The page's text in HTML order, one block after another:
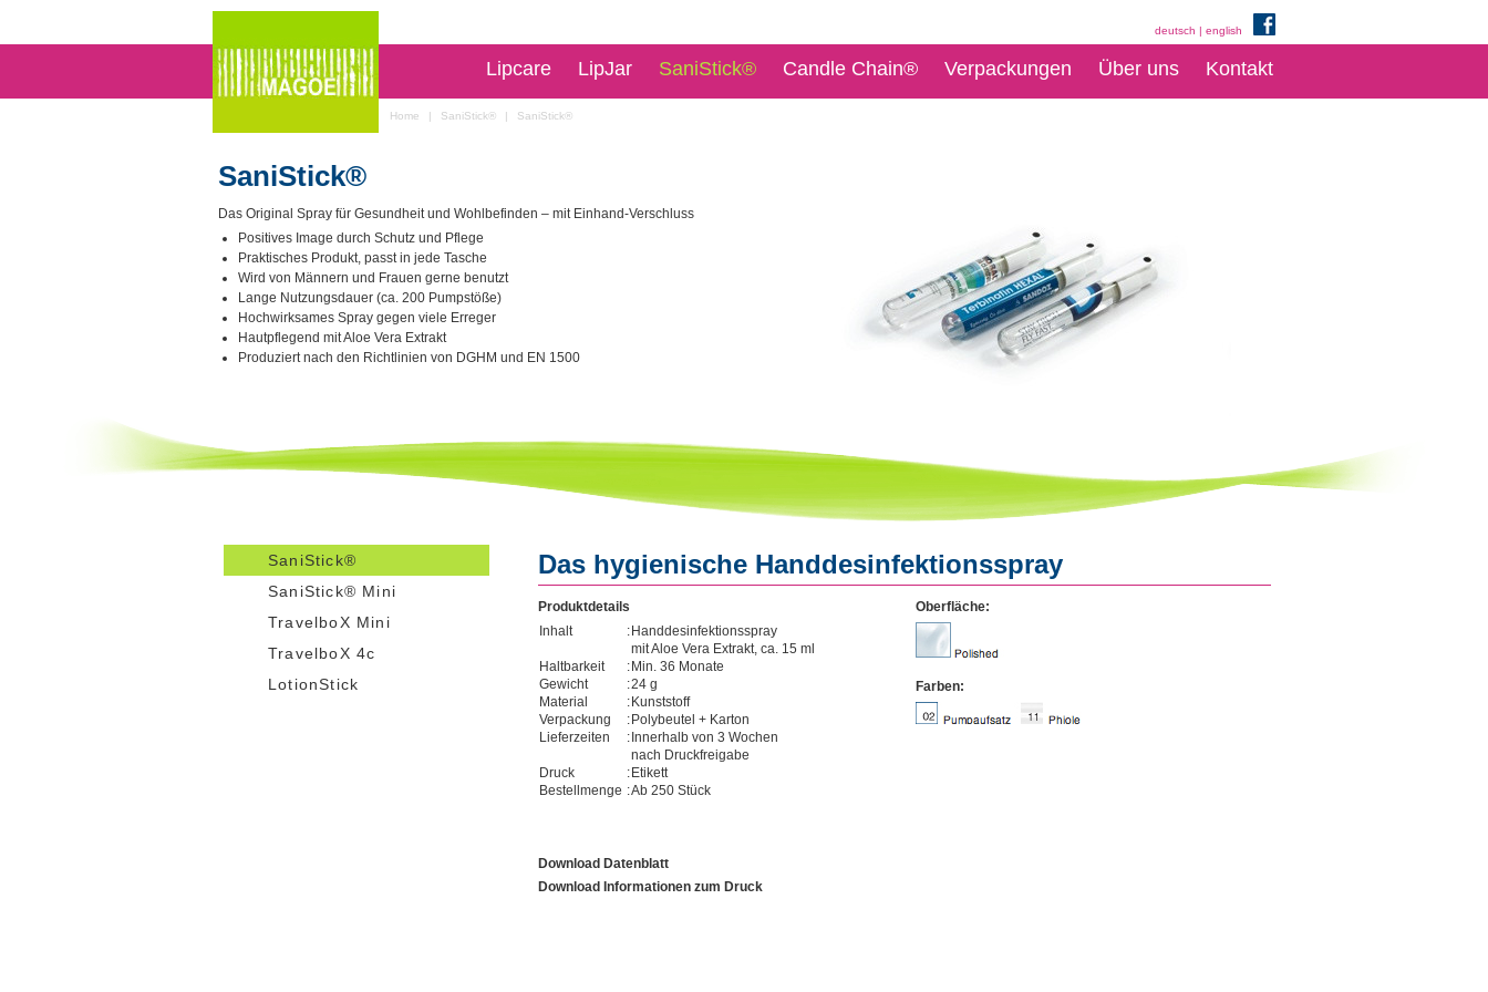
deutsch | english
Lipcare LipJar SaniStick® Candle Chain® Verpackungen Über uns Kontakt
Home | SaniStick® | SaniStick®
SaniStick®
Das Original Spray für Gesundheit und Wohlbefinden – mit Einhand-Verschluss
Positives Image durch Schutz und Pflege
Praktisches Produkt, passt in jede Tasche
Wird von Männern und Frauen gerne benutzt
Lange Nutzungsdauer (ca. 200 Pumpstöße)
Hochwirksames Spray gegen viele Erreger
Hautpflegend mit Aloe Vera Extrakt
Produziert nach den Richtlinien von DGHM und EN 1500
SaniStick®
SaniStick® Mini
TravelboX Mini
TravelboX 4c
LotionStick
Das hygienische Handdesinfektionsspray
Produktdetails
Inhalt
: Handdesinfektionsspray
mit Aloe Vera Extrakt, ca. 15 ml
Haltbarkeit
: Min. 36 Monate
Gewicht
:24 g
Material
: Kunststoff
Verpackung
: Polybeutel + Karton
Lieferzeiten
: Innerhalb von 3 Wochen
nach Druckfreigabe
Druck
: Etikett
Bestellmenge :Ab 250 Stück
Oberfläche:
Farben:
Download Datenblatt
Download Informationen zum Druck